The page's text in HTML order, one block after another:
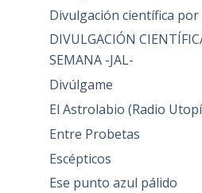
Divulgación científica por
DIVULGACIÓN
SEMANA -JAL-
Divúlgame
El Astrolabio (Radio
Entre Probetas
Escépticos
Ese punto azul pálido